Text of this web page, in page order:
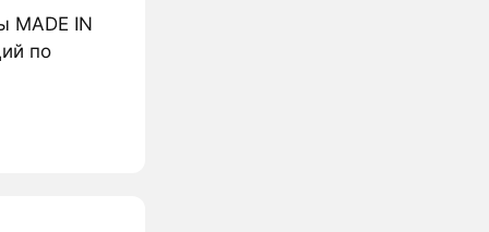
MADE IN
по